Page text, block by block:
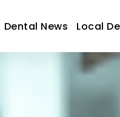
Dental News Local